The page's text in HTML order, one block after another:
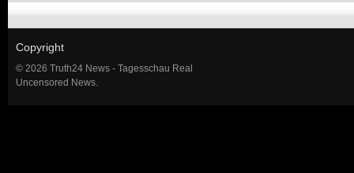
Copyright
© 2026 Truth24 News - Tagesschau Real
Uncensored News.